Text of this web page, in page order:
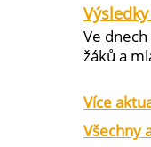
Ve
žáků a
Více
Všechny